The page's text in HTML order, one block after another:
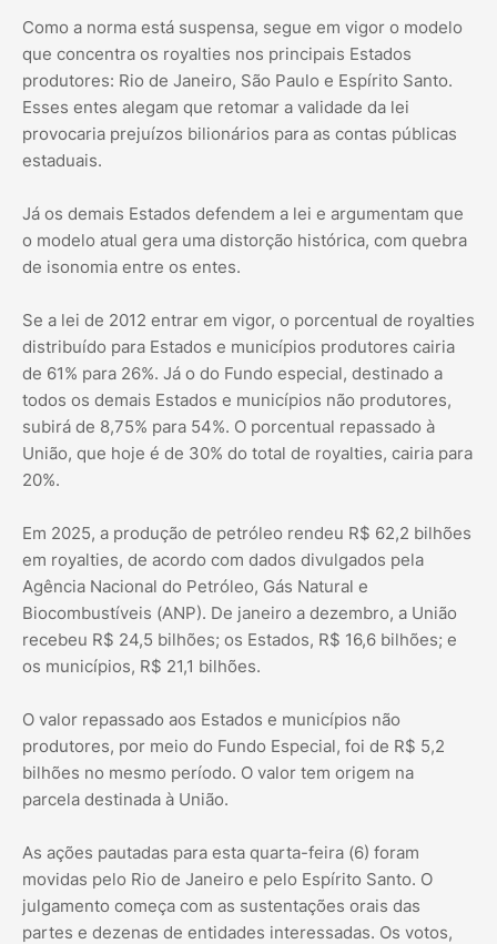
Como a norma está suspensa, segue em vigor o modelo
que concentra os royalties nos principais Estados
produtores: Rio de Janeiro, São Paulo e Espírito Santo.
Esses entes alegam que retomar a validade da lei
provocaria prejuízos bilionários para as contas públicas
estaduais.
Já os demais Estados defendem a lei e argumentam que
o modelo atual gera uma distorção histórica, com quebra
de isonomia entre os entes.
Se a lei de 2012 entrar em vigor, o porcentual de royalties
distribuído para Estados e municípios produtores cairia
de 61% para 26%. Já o do Fundo especial, destinado a
todos os demais Estados e municípios não produtores,
subirá de 8,75% para 54%. O porcentual repassado à
União, que hoje é de 30% do total de royalties, cairia para
20%.
Em 2025, a produção de petróleo rendeu R$ 62,2 bilhões
em royalties, de acordo com dados divulgados pela
Agência Nacional do Petróleo, Gás Natural e
Biocombustíveis (ANP). De janeiro a dezembro, a União
recebeu R$ 24,5 bilhões; os Estados, R$ 16,6 bilhões; e
os municípios, R$ 21,1 bilhões.
O valor repassado aos Estados e municípios não
produtores, por meio do Fundo Especial, foi de R$ 5,2
bilhões no mesmo período. O valor tem origem na
parcela destinada à União.
As ações pautadas para esta quarta-feira (6) foram
movidas pelo Rio de Janeiro e pelo Espírito Santo. O
julgamento começa com as sustentações orais das
partes e dezenas de entidades interessadas. Os votos,